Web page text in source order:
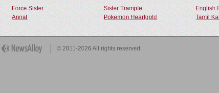
Force Sister Sister Trample
English
Annal
Pokemon Heartgold Tamil
© 2011-2026 All rights reserved.